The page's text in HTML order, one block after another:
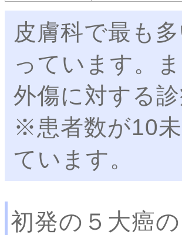
皮膚科で最も
っています。
外傷に対する
※患者数が10
ています。
初発の５大癌